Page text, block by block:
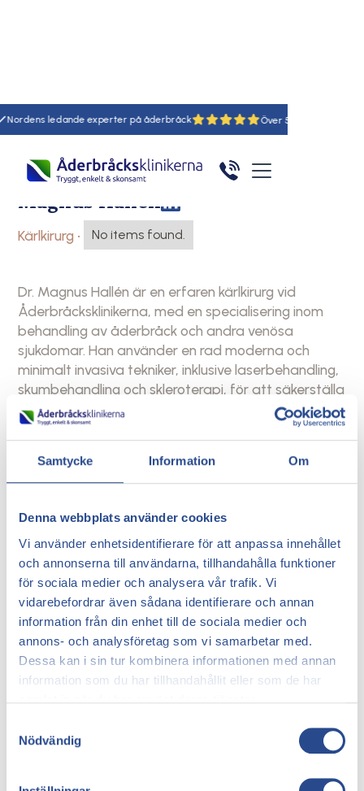
Samtycke Information Om
Denna webbplats använder cookies
Vi använder enhetsidentifierare för att anpassa innehållet
och annonserna till användarna, tillhandahålla funktioner
för sociala medier och analysera vår trafik. Vi
vidarebefordrar även sådana identifierare och annan
information från din enhet till de sociala medier och
annons- och analysföretag som vi samarbetar med.
Dessa kan i sin tur kombinera informationen med annan
information som du har tillhandahållit eller som de har
Nödvändig
ledande experter på åderbråck 55
Hem Läkare Magnus hallén
Magnus Hallén
Kärlkirurg • No items found.
Dr. Magnus Hallén är en erfaren kärlkirurg vid
Åderbråcksklinikerna, med en specialisering inom
behandling av åderbråck och andra venösa
sjukdomar. Han använder en rad moderna och
minimalt invasiva tekniker, inklusive laserbehandling,
skumbehandling och skleroterapi, för att säkerställa
att patienterna får effektiva och långvariga
resultat.
Dr. Hallén är känd för sitt omsorgsfulla och
behandling som främjar snabb återhämtning och
metoder gör honom till en uppskattad kirurg på
kliniken.
Book a consultation
Språk: